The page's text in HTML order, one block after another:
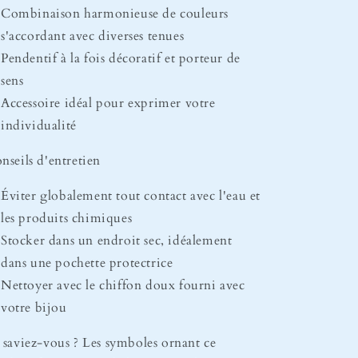
Combinaison harmonieuse de couleurs
s'accordant avec diverses tenues
Pendentif à la fois décoratif et porteur de
sens
Accessoire idéal pour exprimer votre
individualité
d'entretien
Éviter globalement tout contact avec l'eau et
les produits chimiques
Stocker dans un endroit sec, idéalement
dans une pochette protectrice
Nettoyer avec le chiffon doux fourni avec
votre bijou
vous ? Les symboles ornant ce